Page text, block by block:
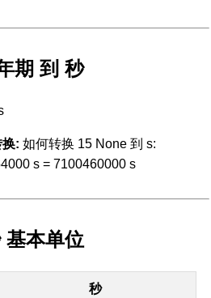
期 到 秒
: 如何转换 15 None 到 s:
s = 7100460000 s
基本单位
秒